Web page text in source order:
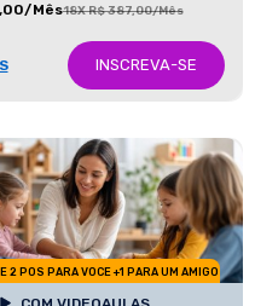
Mês18X R$ 387,00/Mês
INSCREVA-SE
2 POS PARA VOCE +1 PARA UM AMIGO